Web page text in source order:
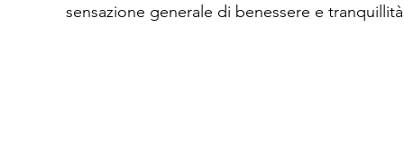
sensazione generale di benessere e